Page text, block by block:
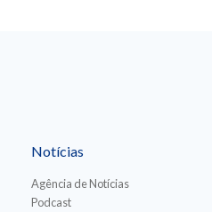
Notícias
Agência de Notícias
Podcast